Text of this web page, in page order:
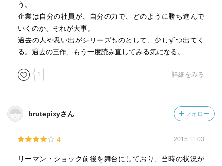
う。
企業は自分の社員が、自分の力で、どのように勝ち進んで
いくのか、それが大事。
過去の人や思い出がシリーズものとして、少しずつ出てく
る。過去の三作、もう一度読み直してみる気になる。
1 詳細をみる
brutepixyさん フォロー
4 2015.11.03
リーマン・ショック前後を舞台にしており、当時の状況が